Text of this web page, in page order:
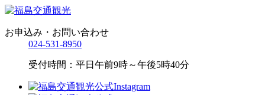
お申込み・お問い合わせ
024-531-8950
受付時間：平日午前9時～午後5時40分